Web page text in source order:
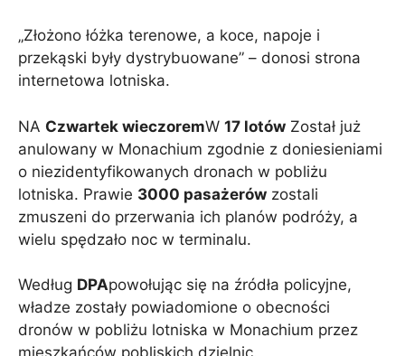
„Złożono łóżka terenowe, a koce, napoje i
przekąski były dystrybuowane” – donosi strona
internetowa lotniska.
NA Czwartek wieczoremW 17 lotów Został już
anulowany w Monachium zgodnie z doniesieniami
o niezidentyfikowanych dronach w pobliżu
lotniska. Prawie 3000 pasażerów zostali
zmuszeni do przerwania ich planów podróży, a
wielu spędzało noc w terminalu.
Według DPApowołując się na źródła policyjne,
władze zostały powiadomione o obecności
dronów w pobliżu lotniska w Monachium przez
mieszkańców pobliskich dzielnic.